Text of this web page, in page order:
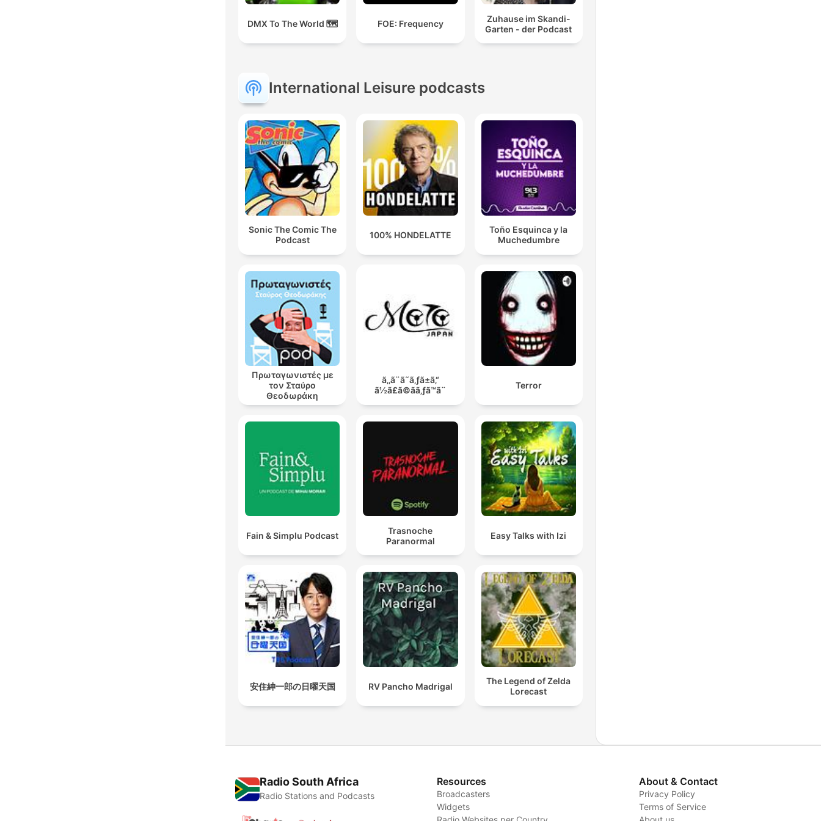
DMX To The World 🗺️ FOE: Frequency
Zuhause im Skandi-
Garten - der Podcast
International Leisure podcasts
Sonic The Comic The
Podcast
100% HONDELATTE
Toño Esquinca y la
Muchedumbre
Πρωταγωνιστές με
τον Σταύρο
Θεοδωράκη
ã‚‚ã¨ã˜ã‚ƒã±ã‚“
ã½ã£ã©ãã‚ƒã™ã¨
Terror
Fain & Simplu Podcast
Trasnoche
Paranormal
Easy Talks with Izi
安住紳一郎の日曜天国 RV Pancho Madrigal
The Legend of Zelda
Lorecast
Radio South Africa
Radio Stations and Podcasts
Resources
Broadcasters
Widgets
About & Contact
Privacy Policy
Terms of Service